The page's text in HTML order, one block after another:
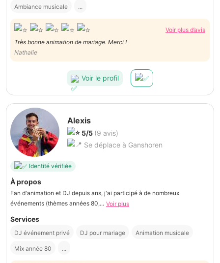
Ambiance musicale ...
Voir plus d’avis
Très bonne animation de mariage. Merci !
Nathalie
Voir le profil
Alexis
5/5 (9 avis)
Se déplace à Ganshoren
Identité vérifiée
À propos
Fan d'animation et DJ depuis ans, j'ai participé à de nombreux
événements (thèmes années 80,... Voir plus
Services
DJ événement privé DJ pour mariage Animation musicale
Mix année 80 ...